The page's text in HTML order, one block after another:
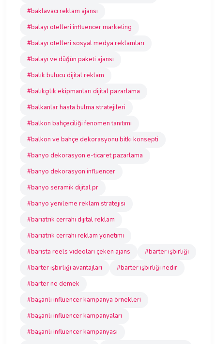
#baklavacı reklam ajansı
#balayı otelleri influencer marketing
#balayı otelleri sosyal medya reklamları
#balayı ve düğün paketi ajansı
#balık bulucu dijital reklam
#balıkçılık ekipmanları dijital pazarlama
#balkanlar hasta bulma stratejileri
#balkon bahçeciliği fenomen tanıtımı
#balkon ve bahçe dekorasyonu bitki konsepti
#banyo dekorasyon e-ticaret pazarlama
#banyo dekorasyon influencer
#banyo seramik dijital pr
#banyo yenileme reklam stratejisi
#bariatrik cerrahi dijital reklam
#bariatrik cerrahi reklam yönetimi
#barista reels videoları çeken ajans
#barter işbirliği
#barter işbirliği avantajları
#barter işbirliği nedir
#barter ne demek
#başarılı influencer kampanya örnekleri
#başarılı influencer kampanyaları
#başarılı influencer kampanyası